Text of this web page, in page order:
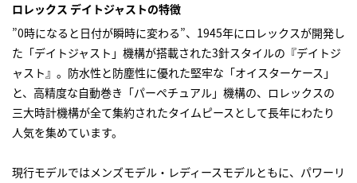
ロレックス デイトジャストの特徴
”0時になると日付が瞬時に変わる”、1945年にロレックスが開発し
た「デイトジャスト」機構が搭載された3針スタイルの『デイトジ
ャスト』。防水性と防塵性に優れた堅牢な「オイスターケース」
と、高精度な自動巻き「パーペチュアル」機構の、ロレックスの
三大時計機構が全て集約されたタイムピースとして長年にわたり
人気を集めています。
現行モデルではメンズモデル・レディースモデルともに、パワーリ